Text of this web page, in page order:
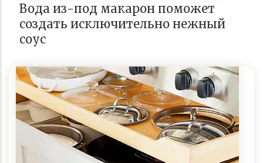
Вода из-под макарон поможет
создать исключительно нежный
соус